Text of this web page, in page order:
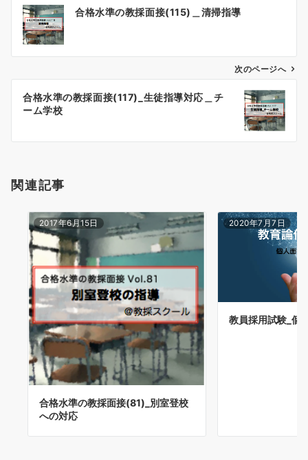
ビ
ン
合格水準の教採面接(115)＿清掃指導
次のページへ
合格水準の教採面接(117)_生徒指導対応＿チ
ーム学校
関連記事
2017年6月15日
合格水準の教採面接(81)_別室登校
への対応
2020年7月7日
教員採用試験_個